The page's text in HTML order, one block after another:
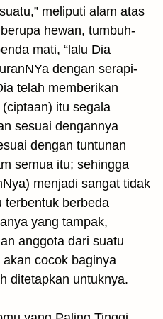
meliputi alam atas
hewan, tumbuh-
mati, “lalu Dia
dengan serapi-
telah memberikan
itu segala
sesuai dengannya
dengan tuntunan
semua itu; sehingga
menjadi sangat tidak
terbentuk berbeda
yang tampak,
anggota dari suatu
cocok baginya
ditetapkan untuknya.